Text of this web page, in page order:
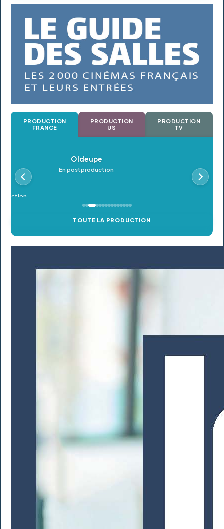
PRODUCTION
FRANCE
PRODUCTION
US
PRODUCTION
TV
Oldeupe
En postproduction
TOUTE LA PRODUCTION